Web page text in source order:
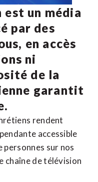
est un média
par des
en accès
ni
de la
garantit
rendent
accessible
sur nos
chaîne de télévision